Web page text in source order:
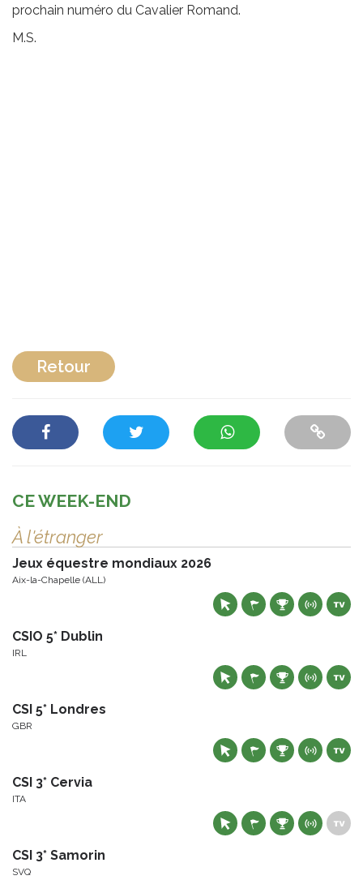
prochain numéro du Cavalier Romand.
M.S.
Retour
CE WEEK-END
À l'étranger
Jeux équestre mondiaux 2026
Aix-la-Chapelle (ALL)
CSIO 5* Dublin
IRL
CSI 5* Londres
GBR
CSI 3* Cervia
ITA
CSI 3* Samorin
SVQ